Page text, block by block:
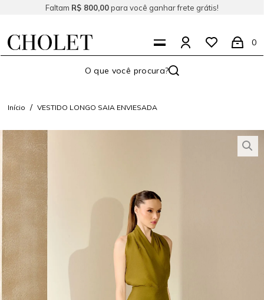
Faltam R$ 800,00para você ganhar frete grátis!
0
Início VESTIDO LONGO SAIA ENVIESADA